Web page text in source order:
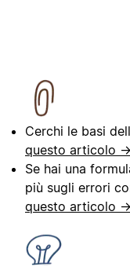
Cerchi le basi
questo articolo →
Se hai una
più sugli errori
questo articolo →